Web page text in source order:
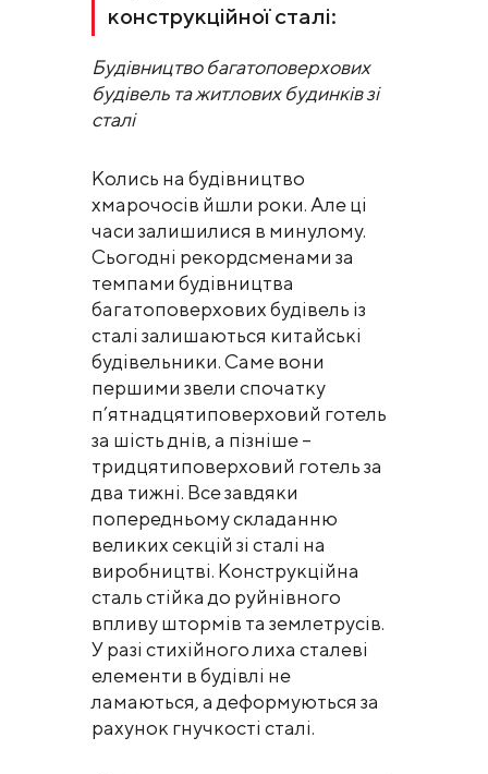
конструкційної сталі:
Будівництво багатоповерхових
будівель та житлових будинків зі
сталі
Колись на будівництво
хмарочосів йшли роки. Але ці
часи залишилися в минулому.
Сьогодні рекордсменами за
темпами будівництва
багатоповерхових будівель із
сталі залишаються китайські
будівельники. Саме вони
першими звели спочатку
п’ятнадцятиповерховий готель
за шість днів, а пізніше –
тридцятиповерховий готель за
два тижні. Все завдяки
попередньому складанню
великих секцій зі сталі на
виробництві. Конструкційна
сталь стійка до руйнівного
впливу штормів та землетрусів.
У разі стихійного лиха сталеві
елементи в будівлі не
ламаються, а деформуються за
рахунок гнучкості сталі.